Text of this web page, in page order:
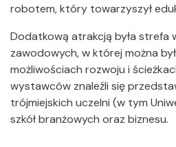
robotem, który towarzyszył
Dodatkową atrakcją była
zawodowych, w której można
możliwościach rozwoju i
wystawców znaleźli się
trójmiejskich uczelni (w tym
szkół branżowych oraz biznesu.